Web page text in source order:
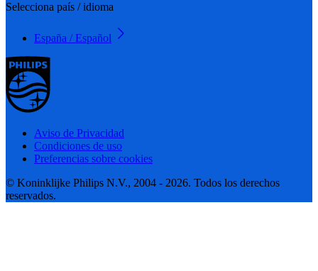
Selecciona país / idioma
España / Español
Aviso de Privacidad
Condiciones de uso
Preferencias sobre cookies
© Koninklijke Philips N.V., 2004 - 2026. Todos los derechos
reservados.